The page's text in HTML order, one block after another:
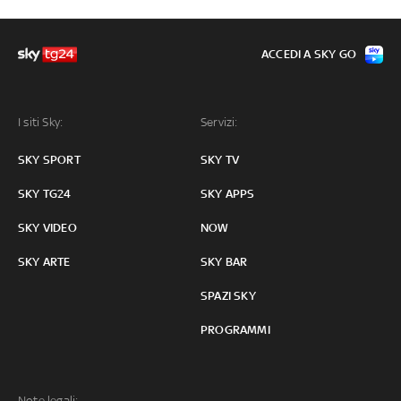
I siti Sky:
SKY SPORT
SKY TG24
SKY VIDEO
SKY ARTE
Servizi:
SKY TV
SKY APPS
NOW
SKY BAR
SPAZI SKY
PROGRAMMI
ACCEDI A SKY GO